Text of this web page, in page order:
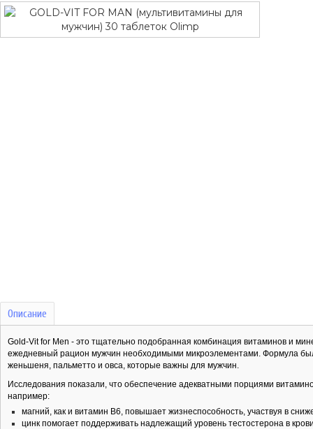
Описание
Gold-Vit for Men - это тщательно подобранная комбинация витаминов и
ежедневный рацион мужчин необходимыми микроэлементами. Формула
женьшеня, пальметто и овса, которые важны для мужчин.
Исследования показали, что обеспечение адекватными порциями
например:
магний, как и витамин B6, повышает жизнеспособность, участвуя в
цинк помогает поддерживать надлежащий уровень тестостерона в